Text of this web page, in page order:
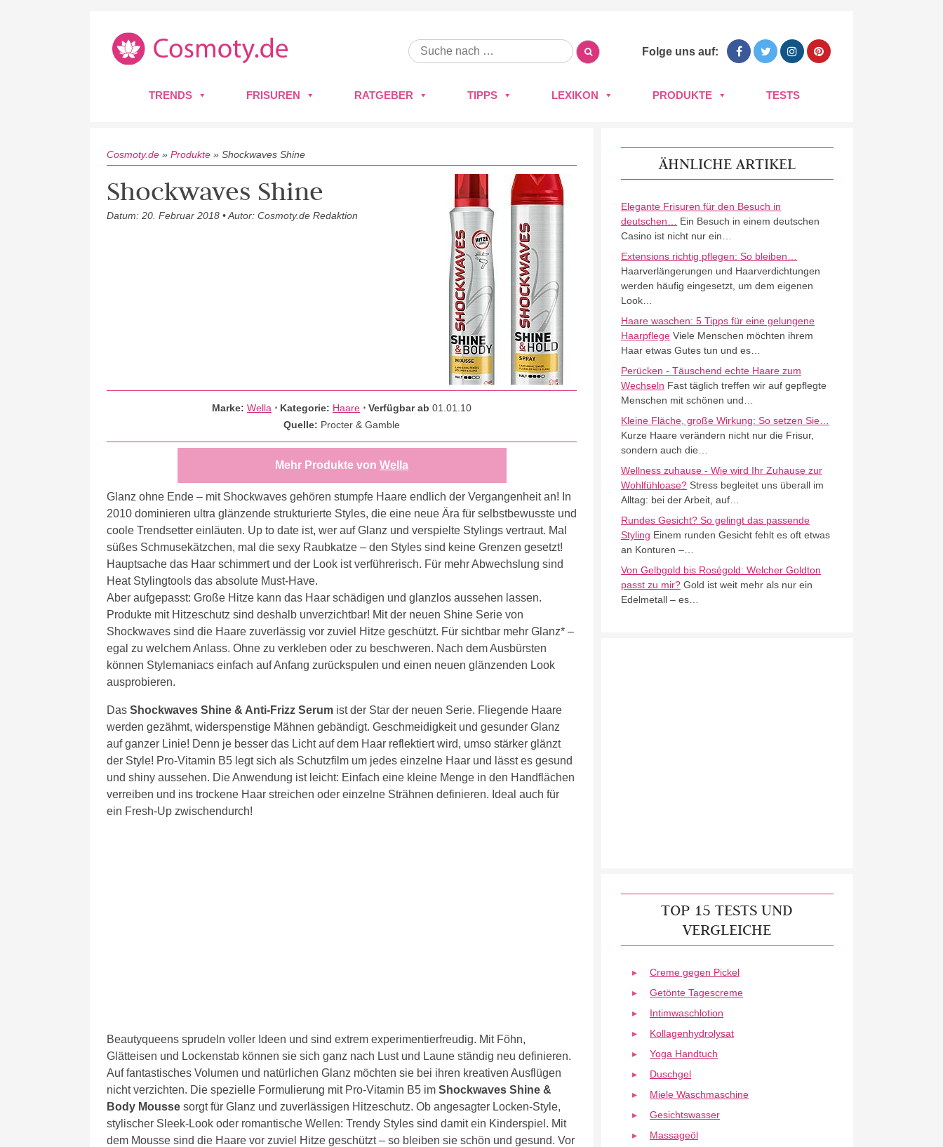
Folge uns auf:
TRENDS FRISUREN RATGEBER TIPPS LEXIKON PRODUKTE TESTS
Cosmoty.de » Produkte » Shockwaves Shine
Shockwaves Shine
Datum: 20. Februar 2018 • Autor: Cosmoty.de Redaktion
Marke:Wella ⋅ Kategorie: Haare ⋅ Verfügbar ab01.01.10
Quelle: Procter & Gamble
Mehr Produkte vonWella
Glanz ohne Ende – mit Shockwaves gehören stumpfe Haare endlich der Vergangenheit an! In
2010 dominieren ultra glänzende strukturierte Styles, die eine neue Ära für selbstbewusste und
coole Trendsetter einläuten. Up to date ist, wer auf Glanz und verspielte Stylings vertraut. Mal
süßes Schmusekätzchen, mal die sexy Raubkatze – den Styles sind keine Grenzen gesetzt!
Hauptsache das Haar schimmert und der Look ist verführerisch. Für mehr Abwechslung sind
Heat Stylingtools das absolute Must-Have.
Aber aufgepasst: Große Hitze kann das Haar schädigen und glanzlos aussehen lassen.
Produkte mit Hitzeschutz sind deshalb unverzichtbar! Mit der neuen Shine Serie von
Shockwaves sind die Haare zuverlässig vor zuviel Hitze geschützt. Für sichtbar mehr Glanz* –
egal zu welchem Anlass. Ohne zu verkleben oder zu beschweren. Nach dem Ausbürsten
können Stylemaniacs einfach auf Anfang zurückspulen und einen neuen glänzenden Look
ausprobieren.
Das Shockwaves Shine & Anti-Frizz Serum ist der Star der neuen Serie. Fliegende Haare
werden gezähmt, widerspenstige Mähnen gebändigt. Geschmeidigkeit und gesunder Glanz
auf ganzer Linie! Denn je besser das Licht auf dem Haar reflektiert wird, umso stärker glänzt
der Style! Pro-Vitamin B5 legt sich als Schutzfilm um jedes einzelne Haar und lässt es gesund
und shiny aussehen. Die Anwendung ist leicht: Einfach eine kleine Menge in den Handflächen
verreiben und ins trockene Haar streichen oder einzelne Strähnen definieren. Ideal auch für
ein Fresh-Up zwischendurch!
Beautyqueens sprudeln voller Ideen und sind extrem experimentierfreudig. Mit Föhn,
Glätteisen und Lockenstab können sie sich ganz nach Lust und Laune ständig neu definieren.
Auf fantastisches Volumen und natürlichen Glanz möchten sie bei ihren kreativen Ausflügen
nicht verzichten. Die spezielle Formulierung mit Pro-Vitamin B5 im Shockwaves Shine &
Body Mousse sorgt für Glanz und zuverlässigen Hitzeschutz. Ob angesagter Locken-Style,
stylischer Sleek-Look oder romantische Wellen: Trendy Styles sind damit ein Kinderspiel. Mit
dem Mousse sind die Haare vor zuviel Hitze geschützt – so bleiben sie schön und gesund. Vor
ÄHNLICHE ARTIKEL
Elegante Frisuren für den Besuch in
deutschen…
Ein Besuch in einem deutschen
Casino ist nicht nur ein…
Extensions richtig pflegen: So bleiben…
Haarverlängerungen und Haarverdichtungen
werden häufig eingesetzt, um dem eigenen
Look…
Haare waschen: 5 Tipps für eine gelungene
HaarpflegeViele Menschen möchten ihrem
Haar etwas Gutes tun und es…
Perücken - Täuschend echte Haare zum
Wechseln Fast täglich treffen wir auf gepflegte
Menschen mit schönen und…
Kleine Fläche, große Wirkung: So setzen Sie…
Kurze Haare verändern nicht nur die Frisur,
sondern auch die…
Wellness zuhause - Wie wird Ihr Zuhause zur
Wohlfühloase?Stress begleitet uns überall im
Alltag: bei der Arbeit, auf…
Rundes Gesicht? So gelingt das passende
Styling Einem runden Gesicht fehlt es oft etwas
an Konturen –…
Von Gelbgold bis Roségold: Welcher Goldton
passt zu mir?Gold ist weit mehr als nur ein
Edelmetall – es…
TOP 15 TESTS UND
VERGLEICHE
Creme gegen Pickel
Getönte Tagescreme
Intimwaschlotion
Kollagenhydrolysat
Yoga Handtuch
Duschgel
Miele Waschmaschine
Gesichtswasser
Massageöl